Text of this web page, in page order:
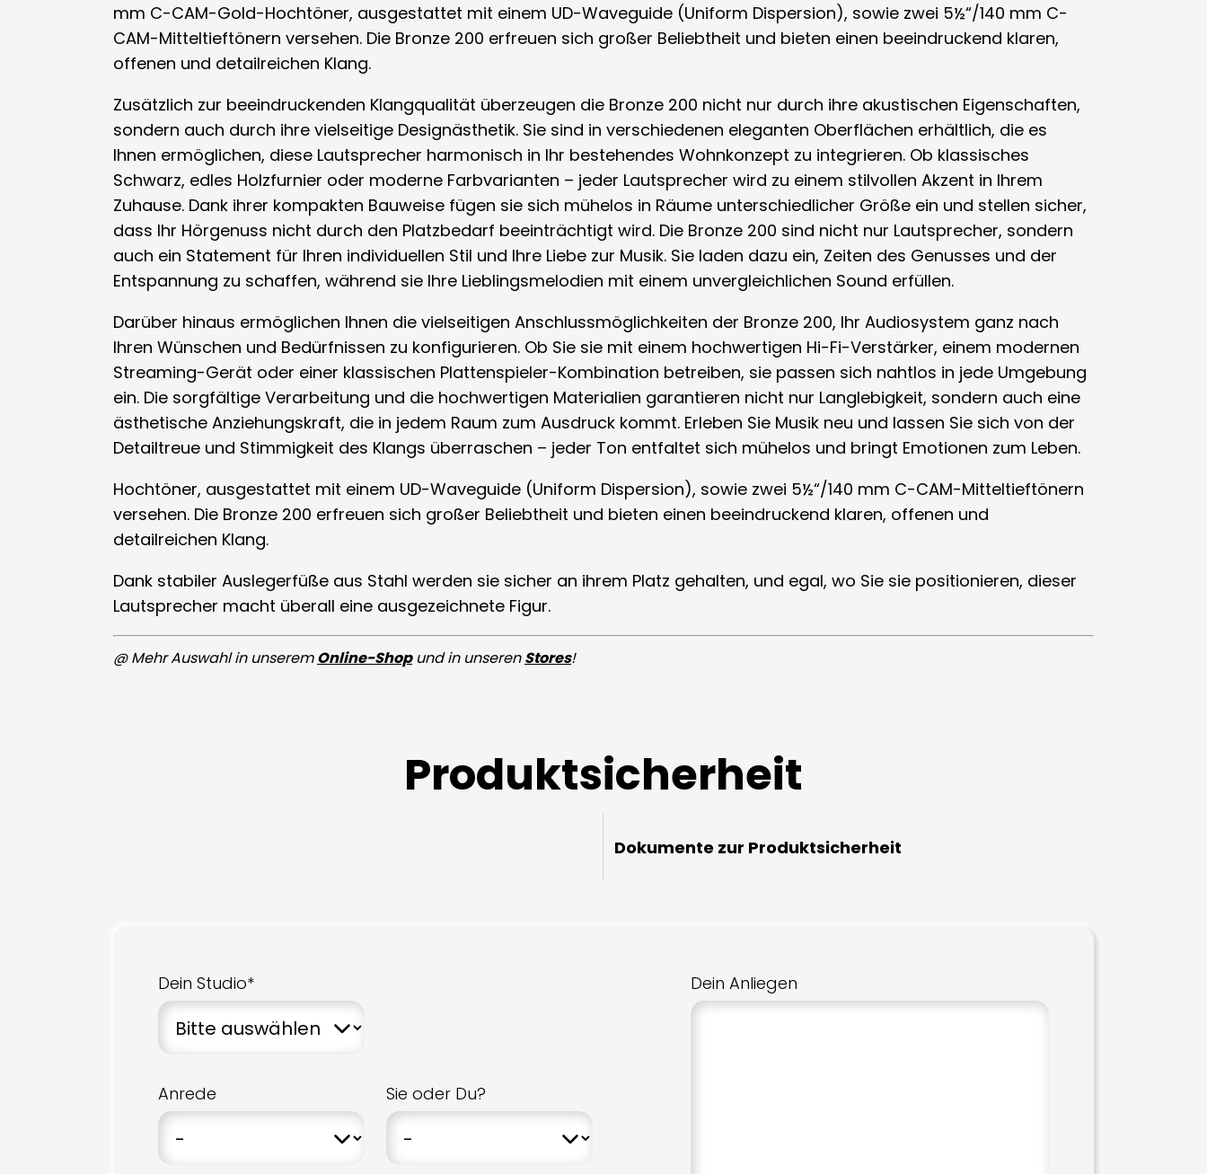
mm C-CAM-Gold-Hochtöner, ausgestattet mit einem UD-Waveguide (Uniform Dispersion), sowie zwei 5½“/140 mm C-
CAM-Mitteltieftönern versehen. Die Bronze 200 erfreuen sich großer Beliebtheit und bieten einen beeindruckend klaren,
offenen und detailreichen Klang.
Zusätzlich zur beeindruckenden Klangqualität überzeugen die Bronze 200 nicht nur durch ihre akustischen Eigenschaften,
sondern auch durch ihre vielseitige Designästhetik. Sie sind in verschiedenen eleganten Oberflächen erhältlich, die es
Ihnen ermöglichen, diese Lautsprecher harmonisch in Ihr bestehendes Wohnkonzept zu integrieren. Ob klassisches
Schwarz, edles Holzfurnier oder moderne Farbvarianten – jeder Lautsprecher wird zu einem stilvollen Akzent in Ihrem
Zuhause. Dank ihrer kompakten Bauweise fügen sie sich mühelos in Räume unterschiedlicher Größe ein und stellen sicher,
dass Ihr Hörgenuss nicht durch den Platzbedarf beeinträchtigt wird. Die Bronze 200 sind nicht nur Lautsprecher, sondern
auch ein Statement für Ihren individuellen Stil und Ihre Liebe zur Musik. Sie laden dazu ein, Zeiten des Genusses und der
Entspannung zu schaffen, während sie Ihre Lieblingsmelodien mit einem unvergleichlichen Sound erfüllen.
Darüber hinaus ermöglichen Ihnen die vielseitigen Anschlussmöglichkeiten der Bronze 200, Ihr Audiosystem ganz nach
Ihren Wünschen und Bedürfnissen zu konfigurieren. Ob Sie sie mit einem hochwertigen Hi-Fi-Verstärker, einem modernen
Streaming-Gerät oder einer klassischen Plattenspieler-Kombination betreiben, sie passen sich nahtlos in jede Umgebung
ein. Die sorgfältige Verarbeitung und die hochwertigen Materialien garantieren nicht nur Langlebigkeit, sondern auch eine
ästhetische Anziehungskraft, die in jedem Raum zum Ausdruck kommt. Erleben Sie Musik neu und lassen Sie sich von der
Detailtreue und Stimmigkeit des Klangs überraschen – jeder Ton entfaltet sich mühelos und bringt Emotionen zum Leben.
Hochtöner, ausgestattet mit einem UD-Waveguide (Uniform Dispersion), sowie zwei 5½“/140 mm C-CAM-Mitteltieftönern
versehen. Die Bronze 200 erfreuen sich großer Beliebtheit und bieten einen beeindruckend klaren, offenen und
detailreichen Klang.
Dank stabiler Auslegerfüße aus Stahl werden sie sicher an ihrem Platz gehalten, und egal, wo Sie sie positionieren, dieser
Lautsprecher macht überall eine ausgezeichnete Figur.
@ Mehr Auswahl in unseremOnline-Shopund in unserenStores!
Produktsicherheit
Dokumente zur Produktsicherheit
Dein Studio*
Anrede Sie oder Du?
Dein Anliegen